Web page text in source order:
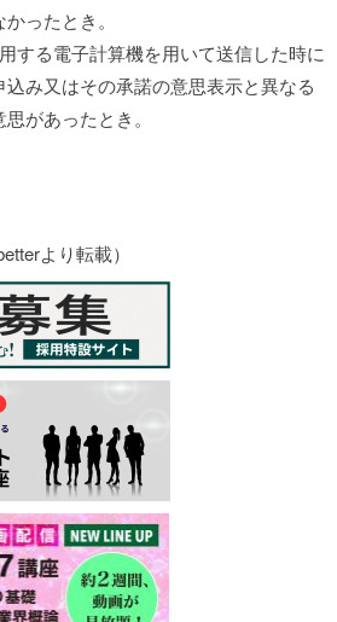
ったとき。
る電子計算機を用いて送信した時に
み又はその承諾の意思表示と異なる
があったとき。
より転載）